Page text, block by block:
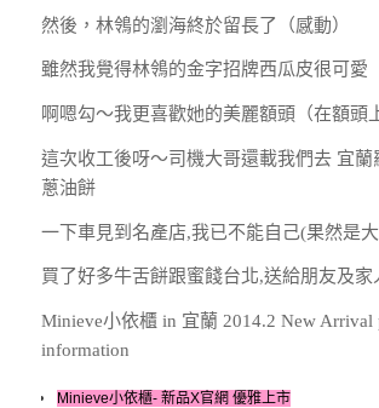
然後，林鴒的瀏海終於留長了（感動）
雖然我覺得林鴒的金字招牌西瓜皮很可愛
啊嗯勾～我更喜歡她的美麗額頭（在額頭
這次收工後呀～司機大哥還載我們去 宜蘭
蔥油餅
一下車見到名產店,我已不能自己(果然是
買了好多牛舌餅跟蜜餞台北,送給朋友及家
Minieve小依櫃 in 宜蘭 2014.2 New Arrival
information
Minieve小依櫃- 新品X官網 優雅上市